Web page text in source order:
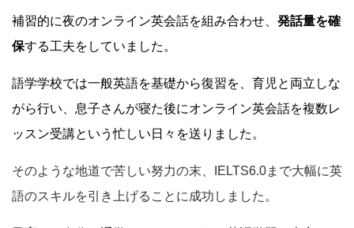
補習的に夜のオンライン英会話を組み合わせ、 発話量を確
保する工夫をしていました。
語学学校では一般英語を基礎から復習を、育児と両立しな
がら行い、息子さんが寝た後にオンライン英会話を複数レ
ッスン受講という忙しい日々を送りました。
そのような地道で苦しい努力の末、IELTS6.0まで大幅に英
語のスキルを引き上げることに成功しました。